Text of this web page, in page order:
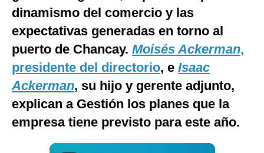
Gestión TV
Videos
Fotogalerías
gestion.pe
dinamismo del comercio y las
expectativas generadas en torno al
puerto de Chancay. Moisés Ackerman,
presidente del directorio, e Isaac
Ackerman, su hijo y gerente adjunto,
explican a Gestión los planes que la
empresa tiene previsto para este año.